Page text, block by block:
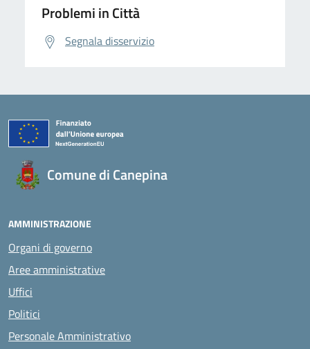
Problemi in Città
Segnala disservizio
Comune di Canepina
AMMINISTRAZIONE
Organi di governo
Aree amministrative
Uffici
Politici
Personale Amministrativo